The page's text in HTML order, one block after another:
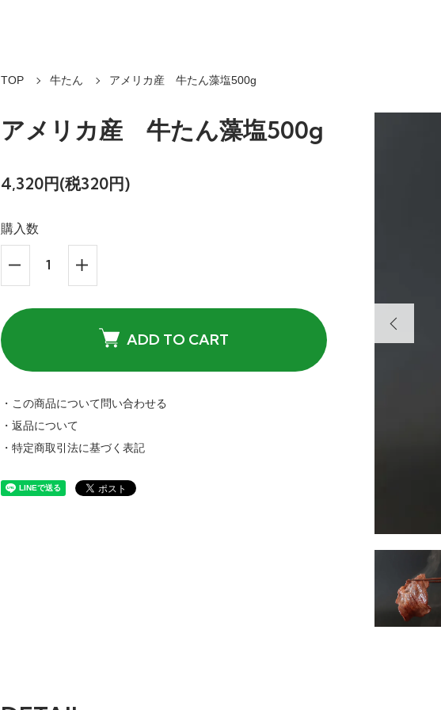
TOP 牛たん アメリカ産 牛たん藻塩500g
アメリカ産 牛たん藻塩500g
4,320円(税320円)
購入数
ADD TO CART
・この商品について問い合わせる
・返品について
・特定商取引法に基づく表記